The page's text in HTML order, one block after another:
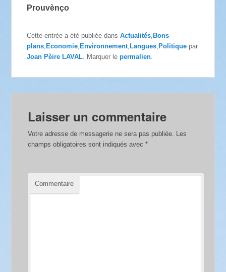
Prouvènço
Cette entrée a été publiée dansActualités ,Bons
plans ,Economie ,Environnement ,Langues ,Politique par
Joan Pèire LAVAL . Marquer lepermalien
Laisser un commentaire
Votre adresse de messagerie ne sera pas publiée. Les
champs obligatoires sont indiqués avec*
Commentaire